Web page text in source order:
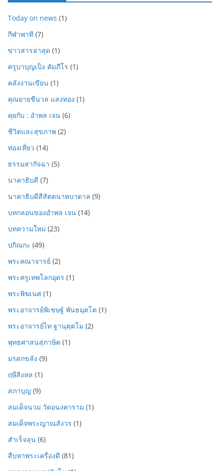
Today on news (1)
กีฬาพาที (7)
ข่าวสารล่าสุด (1)
ครูบาบุญเป็ง คัมภีโร (1)
คลังงานเขียน (1)
คุณยายชีนวล แสงทอง (1)
คุยกับ : อำพล เจน (6)
ชีวิตและสุขภาพ (2)
ท่องเที่ยว (14)
ธรรมสากัจฉา (5)
นาคาธิบดี (7)
นาคาธิบดีสีสัตตนาคบาดาล (9)
บทกลอนของอำพล เจน (14)
บทความใหม่ (23)
ปกิณกะ (49)
พระคณาจารย์ (2)
พระครูเทพโลกอุดร (1)
พระพิฆเนศ (1)
พระอาจารย์พิเชษฐ์ พันธมุตโต (1)
พระอาจารย์ไท ฐานุตฺตโม (2)
พุทธศาสนสุภาษิต (1)
มรดกขลัง (9)
ฤษีสิงหล (1)
สภาบุญ (9)
สมเด็จนวม วัดอนงคาราม (1)
สมเด็จพระญาณสังวร (1)
สำเร็จลุน (6)
สืบหาพระเครื่องดี (81)